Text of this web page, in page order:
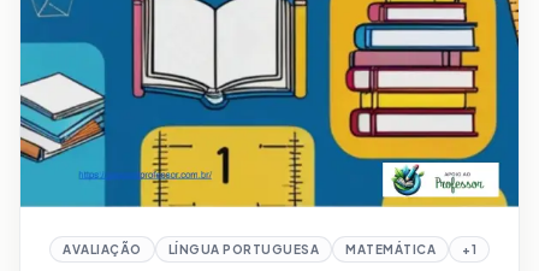
AVALIAÇÃO LÍNGUA PORTUGUESA MATEMÁTICA +1